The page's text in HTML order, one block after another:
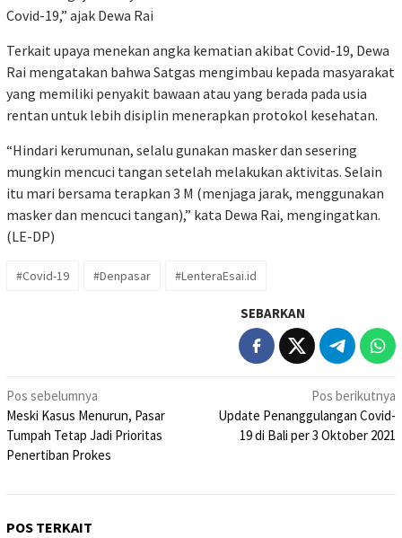
Covid-19,” ajak Dewa Rai
Terkait upaya menekan angka kematian akibat Covid-19, Dewa
Rai mengatakan bahwa Satgas mengimbau kepada masyarakat
yang memiliki penyakit bawaan atau yang berada pada usia
rentan untuk lebih disiplin menerapkan protokol kesehatan.
“Hindari kerumunan, selalu gunakan masker dan sesering
mungkin mencuci tangan setelah melakukan aktivitas. Selain
itu mari bersama terapkan 3 M (menjaga jarak, menggunakan
masker dan mencuci tangan),” kata Dewa Rai, mengingatkan.
(LE-DP)
#Covid-19 #Denpasar #LenteraEsai.id
SEBARKAN
Navigasi
pos
Pos sebelumnya
Meski Kasus Menurun, Pasar
Tumpah Tetap Jadi Prioritas
Penertiban Prokes
Pos berikutnya
Update Penanggulangan Covid-
19 di Bali per 3 Oktober 2021
POS TERKAIT